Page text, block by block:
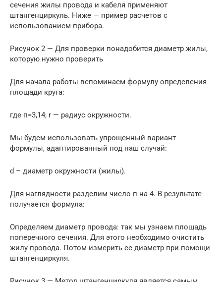
сечения жилы провода и кабеля применяют
штангенциркуль. Ниже — пример расчетов с
использованием прибора.
Рисунок 2 — Для проверки понадобится диаметр жилы,
которую нужно проверить
Для начала работы вспоминаем формулу определения
площади круга:
где п=3,14; r — радиус окружности.
Мы будем использовать упрощенный вариант
формулы, адаптированный под наш случай:
d – диаметр окружности (жилы).
Для наглядности разделим число п на 4. В результате
получается формула:
Определяем диаметр провода: так мы узнаем площадь
поперечного сечения. Для этого необходимо очистить
жилу провода. Потом измерить ее диаметр при помощи
штангенциркуля.